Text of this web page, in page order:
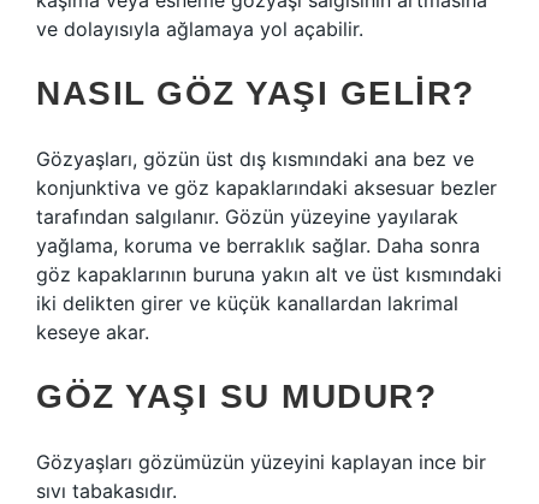
ve dolayısıyla ağlamaya yol açabilir.
NASIL GÖZ YAŞI GELIR?
Gözyaşları, gözün üst dış kısmındaki ana bez ve
konjunktiva ve göz kapaklarındaki aksesuar bezler
tarafından salgılanır. Gözün yüzeyine yayılarak
yağlama, koruma ve berraklık sağlar. Daha sonra
göz kapaklarının buruna yakın alt ve üst kısmındaki
iki delikten girer ve küçük kanallardan lakrimal
keseye akar.
GÖZ YAŞI SU MUDUR?
Gözyaşları gözümüzün yüzeyini kaplayan ince bir
sıvı tabakasıdır.